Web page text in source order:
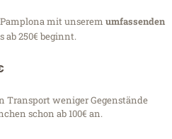
mit unserem umfassenden
ab 250€ beginnt.
Transport weniger Gegenstände
schon ab 100€ an.